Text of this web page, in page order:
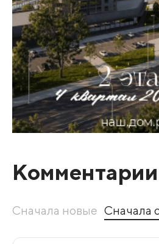
Сначала новые Сначала